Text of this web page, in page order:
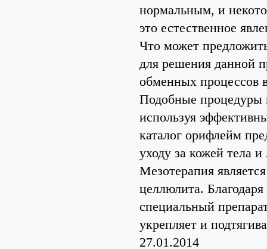
нормальным, и
это естественное
Что может
для решения данной
обменных процессов
Подобные процедуры
используя
каталог орифлейм
уходу за кожей тела и
Мезотерапия
целлюлита.
специальный
укрепляет и
27.01.2014